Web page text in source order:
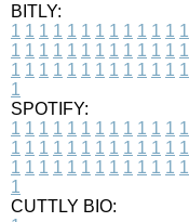
BITLY:
1 1 1 1 1 1 1 1 1 1 1 1 1
1 1 1 1 1 1 1 1 1 1 1 1 1
1 1 1 1 1 1 1 1 1 1 1 1 1
1
SPOTIFY:
1 1 1 1 1 1 1 1 1 1 1 1 1
1 1 1 1 1 1 1 1 1 1 1 1 1
1 1 1 1 1 1 1 1 1 1 1 1 1
1
CUTTLY BIO: